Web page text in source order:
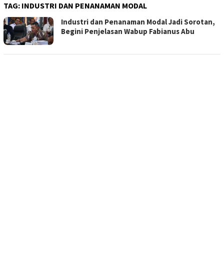
TAG: INDUSTRI DAN PENANAMAN MODAL
Industri dan Penanaman Modal Jadi Sorotan,
Begini Penjelasan Wabup Fabianus Abu